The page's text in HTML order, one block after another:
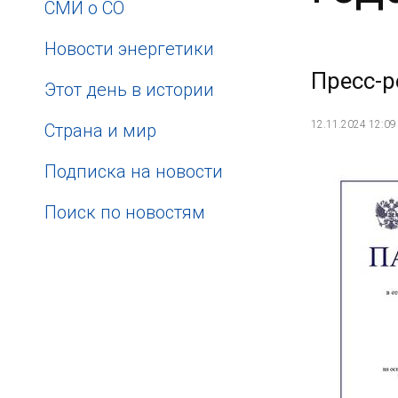
СМИ о СО
Новости энергетики
Этот день в истории
Страна и мир
Подписка на новости
Поиск по новостям
Пресс-
12.11.2024 12:09